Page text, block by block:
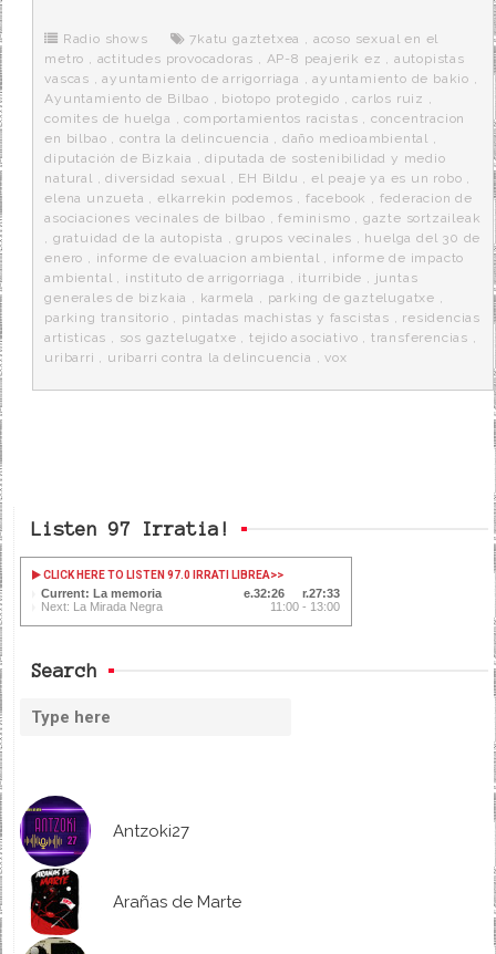
o
k
r
e
r
a
Radio shows 7katu gaztetxea , acoso sexual en el
metro , actitudes provocadoras , AP-8 peajerik ez , autopistas
vascas ,ayuntamiento de arrigorriaga ,ayuntamiento de bakio ,
Ayuntamiento de Bilbao , biotopo protegido ,carlos ruiz ,
comites de huelga ,comportamientos racistas , concentracion
en bilbao , contra la delincuencia , daño medioambiental ,
diputación de Bizkaia ,diputada de sostenibilidad y medio
natural ,diversidad sexual , EH Bildu ,el peaje ya es un robo ,
elena unzueta ,elkarrekin podemos , facebook , federacion de
asociaciones vecinales de bilbao ,feminismo , gazte sortzaileak
, gratuidad de la autopista ,grupos vecinales , huelga del 30 de
enero , informe de evaluacion ambiental , informe de impacto
ambiental , instituto de arrigorriaga , iturribide , juntas
generales de bizkaia , karmela , parking de gaztelugatxe ,
parking transitorio , pintadas machistas y fascistas , residencias
artisticas , sos gaztelugatxe , tejido asociativo , transferencias ,
uribarri , uribarri contra la delincuencia ,vox
Listen 97 Irratia!
CLICK HERE TO LISTEN 97.0 IRRATI LIBREA>>
Current: La memoria 32:26
27:33
Next: La Mirada Negra
11:00 - 13:00
Search
Antzoki27
Arañas de Marte